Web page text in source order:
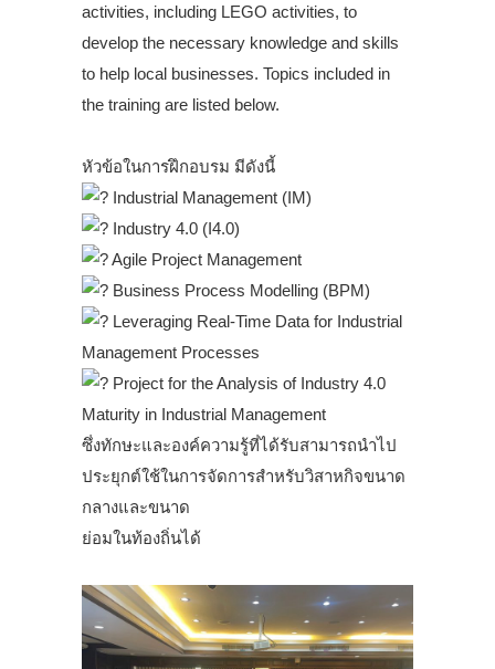
activities, including LEGO activities, to
develop the necessary knowledge and skills
to help local businesses. Topics included in
the training are listed below.
หัวข้อในการฝึกอบรม มีดังนี้
Industrial Management (IM)
Industry 4.0 (I4.0)
Agile Project Management
Business Process Modelling (BPM)
Leveraging Real-Time Data for Industrial
Management Processes
Project for the Analysis of Industry 4.0
Maturity in Industrial Management
ซึ่งทักษะและองค์ความรู้ที่ได้รับสามารถนำไป
ประยุกต์ใช้ในการจัดการสำหรับวิสาหกิจขนาด
กลางและขนาด
ย่อมในท้องถิ่นได้